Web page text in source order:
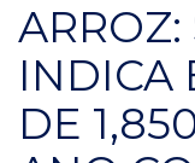
ARROZ:
INDICA
DE